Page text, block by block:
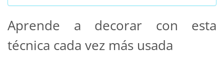
Aprende a decorar con esta
técnica cada vez más usada